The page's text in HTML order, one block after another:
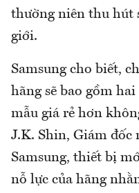
thường niên thu hút
giới.
Samsung cho biết,
hãng sẽ bao gồm
mẫu giá rẻ hơn
J.K. Shin, Giám đốc
Samsung, thiết bị
nỗ lực của hãng